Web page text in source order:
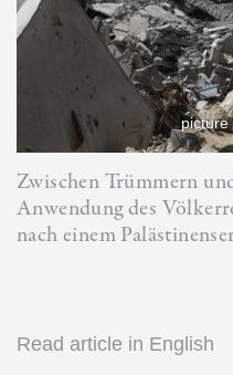
picture
Zwischen Trümmern
Anwendung des
nach einem
Read article in English